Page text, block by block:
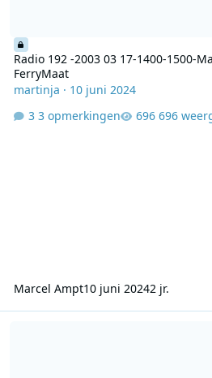
Radio 192 -2003 03 17-1400-1500-
FerryMaat
martinja · 10 juni 2024
3 opmerkingen
696
Marcel Ampt10 juni 20242 jr.